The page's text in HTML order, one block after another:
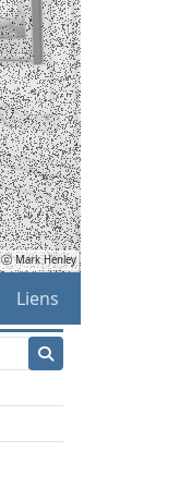
ⓒ Mark Henley
Liens